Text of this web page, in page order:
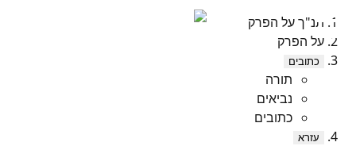
תנ"ך על הפרק
על הפרק
כתובים
תורה
נביאים
כתובים
עזרא